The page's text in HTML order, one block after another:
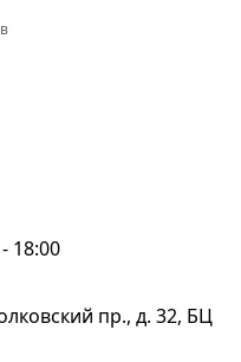
18:00
пр., д. 32, БЦ